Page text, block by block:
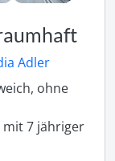
Adler
ohne
mit 7 jähriger